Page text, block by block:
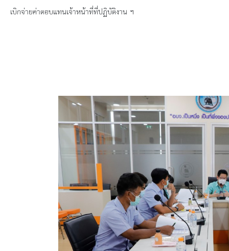
ข่าวประชาสัมพันธ์
รายงานผู้ใช้บริการกล้อง CCTV
ข้อมูลการเลือกตั้ง
นโยบายคุ้มครองข้อมูลส่วนบุคคล
ผลงาน
มาตรฐานกำหนดตำแหน่ง
VDO Present
เบิกจ่ายค่าตอบแทนเจ้าหน้าที่ที่ปฏิบัติงาน ฯ